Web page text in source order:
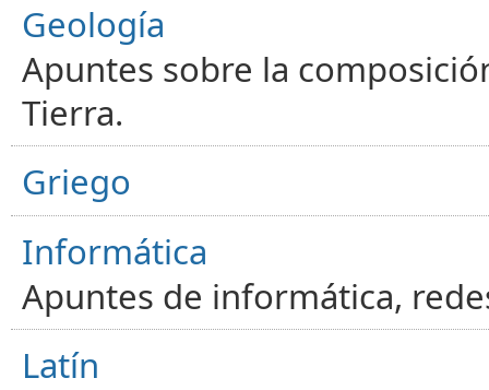
Geología
Apuntes sobre la
Tierra.
Griego
Informática
Apuntes de informática,
Latín